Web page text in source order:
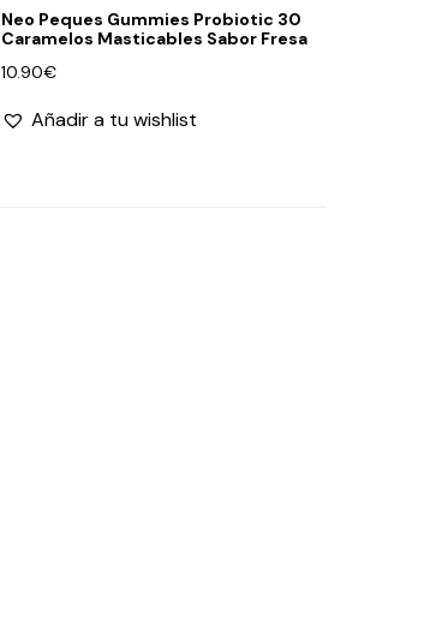
Neo Peques Gummies Probiotic 30
Caramelos Masticables Sabor Fresa
10.90€
Añadir a tu wishlist